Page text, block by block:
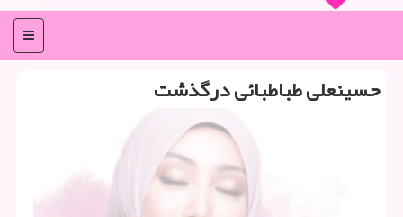
منو
حسینعلی طباطبائی درگذشت